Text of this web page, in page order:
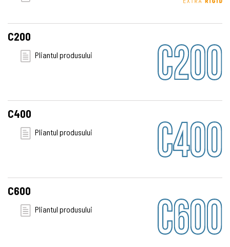
C200
Pliantul produsului
C400
Pliantul produsului
C600
Pliantul produsului